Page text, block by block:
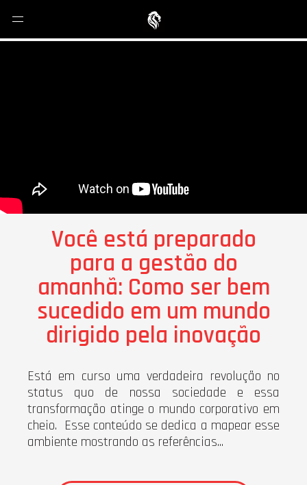
Você está preparado
para a gestão do
amanhã: Como ser bem
sucedido em um mundo
dirigido pela inovação
Está em curso uma verdadeira revolução no
status quo de nossa sociedade e essa
transformação atinge o mundo corporativo em
cheio. Esse conteúdo se dedica a mapear esse
ambiente mostrando as referências...